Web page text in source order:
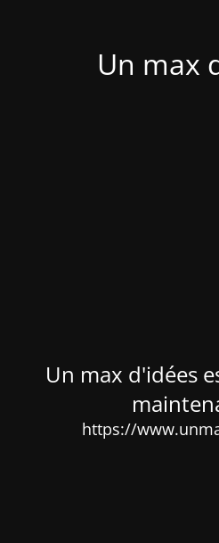
Un max
Un max d'idées
https://